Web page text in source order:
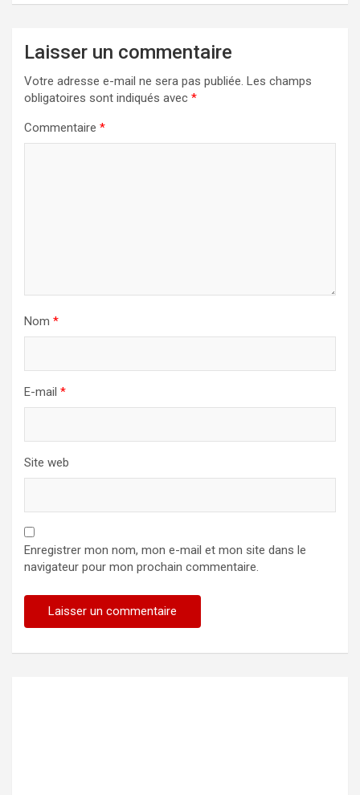
Laisser un commentaire
Votre adresse e-mail ne sera pas publiée. Les champs
obligatoires sont indiqués avec *
Commentaire *
Nom *
E-mail *
Site web
Enregistrer mon nom, mon e-mail et mon site dans le
navigateur pour mon prochain commentaire.